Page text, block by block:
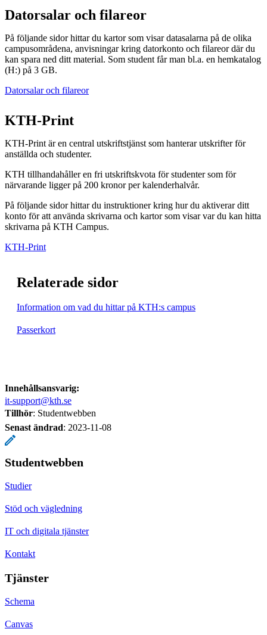
Datorsalar och filareor
På följande sidor hittar du kartor som visar datasalarna på de olika
campusområdena, anvisningar kring datorkonto och filareor där du
kan spara ned ditt material. Som student får man bl.a. en hemkatalog
(H:) på 3 GB.
Datorsalar och filareor
KTH-Print
KTH-Print är en central utskriftstjänst som hanterar utskrifter för
anställda och studenter.
KTH tillhandahåller en fri utskriftskvota för studenter som för
närvarande ligger på 200 kronor per kalenderhalvår.
På följande sidor hittar du instruktioner kring hur du aktiverar ditt
konto för att använda skrivarna och kartor som visar var du kan hitta
skrivarna på KTH Campus.
KTH-Print
Relaterade sidor
Information om vad du hittar på KTH:s campus
Passerkort
Innehållsansvarig:
it-support@kth.se
Tillhör: Studentwebben
Senast ändrad: 2023-11-08
Studentwebben
Studier
Stöd och vägledning
IT och digitala tjänster
Kontakt
Tjänster
Schema
Canvas